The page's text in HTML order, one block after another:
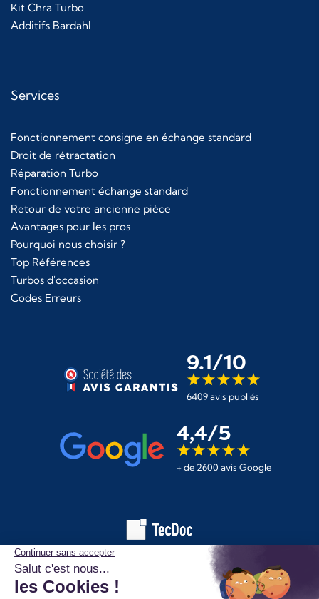
Kit Chra Turbo
Additifs Bardahl
Services
Fonctionnement consigne en échange standard
Droit de rétractation
Réparation Turbo
Fonctionnement échange standard
Retour de votre ancienne pièce
Avantages pour les pros
Pourquoi nous choisir ?
Top Références
Turbos d'occasion
Codes Erreurs
9.1/10
6409 avis publiés
4,4/5
+ de 2600 avis Google
Les informations affichées sur ce site de pièces automobiles
proviennent de la base de données TecDoc. Elles sont protégées
par le droit d’auteur et ne peuvent en aucun cas être copiées,